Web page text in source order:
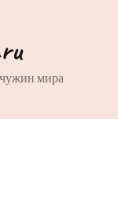
мира